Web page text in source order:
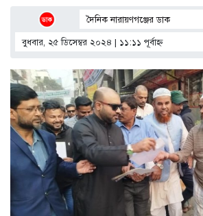
দৈনিক নারায়ণগঞ্জের ডাক
বুধবার, ২৫ ডিসেম্বর ২০২৪ | ১১:১১ পূর্বাহ্ণ